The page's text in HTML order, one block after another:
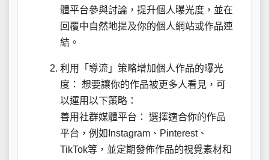
體平台參與討論，提升個人曝光度，並在
回覆中自然地提及你的個人網站或作品連
結。
利用「導流」策略增加個人作品的曝光
度： 想要讓你的作品被更多人看見，可
以運用以下策略：
善用社群媒體平台： 選擇適合你的作品
平台，例如Instagram、Pinterest、
TikTok等，並定期發佈作品的視覺素材和